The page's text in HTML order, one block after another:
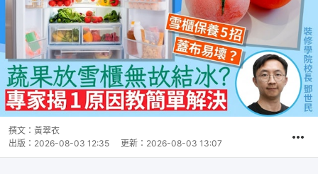
撰文： 黃翠衣
出版： 2026-08-03 12:35 更新： 2026-08-03 13:07